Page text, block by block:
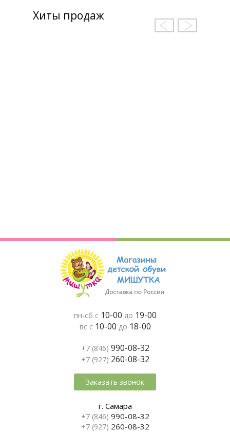
Хиты продаж
пн-сб с 10-00 до 19-00
вс с 10-00 до 18-00
+7 (846) 990-08-32
+7 (927) 260-08-32
Заказать звонок
г. Самара
+7 (846) 990-08-32
+7 (927) 260-08-32